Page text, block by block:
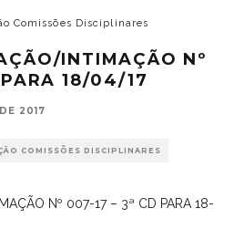
Comissões Disciplinares
INTIMAÇÃO Nº
18/04/17
2017
COMISSÕES DISCIPLINARES
Nº 007-17 – 3ª CD PARA 18-